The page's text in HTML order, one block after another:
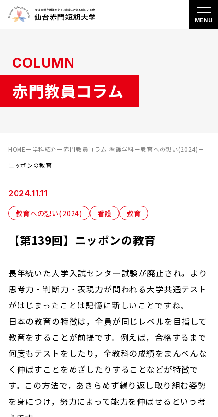
COLUMN
赤門教員コラム
HOMEー学科紹介ー赤門教員コラム-看護学科ー教育への想い(2024)ー
ニッポンの教育
2024.11.11
教育への想い(2024) 看護 教育
【第139回】ニッポンの教育
長年続いた大学入試センター試験が廃止され，より
思考力・判断力・表現力が問われる大学共通テスト
がはじまったことは記憶に新しいことですね。
日本の教育の特徴は，全員が同じレベルを目指して
教育をすることが前提です。例えば，合格するまで
何度もテストをしたり，全教科の成績をまんべんな
く伸ばすことをめざしたりすることなどが特徴で
す。この方法で，あきらめず繰り返し取り組む姿勢
を身につけ，努力によって能力を伸ばせるという考